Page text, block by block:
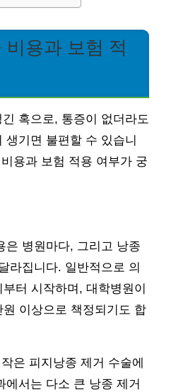
용과 보험 적
혹으로, 통증이 없더라도
기면 불편할 수 있습니
용과 보험 적용 여부가 궁
은 병원마다, 그리고 낭종
라집니다. 일반적으로 의
터 시작하며, 대학병원이
이상으로 책정되기도 합
은 피지낭종 제거 수술에
에서는 다소 큰 낭종 제거